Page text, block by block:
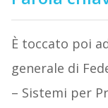
È toccato poi
generale di
– Sistemi per